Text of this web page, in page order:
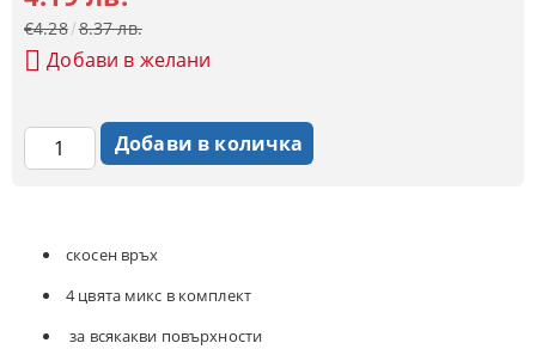
скосен връх
4 цвята микс в комплект
за всякакви повърхности
€4.28 8.37 лв.
Добави в желани